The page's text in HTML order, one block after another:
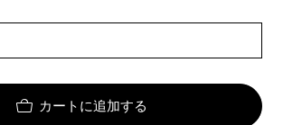
カートに追加する